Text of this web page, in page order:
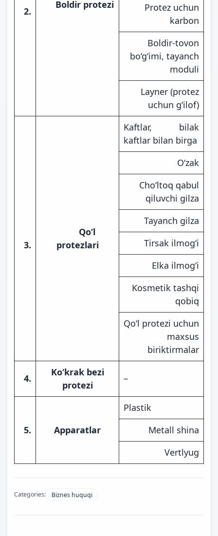
2.
Boldir protezi
Protez uchun
karbon
Boldir-tovon
bo‘g‘imi, tayanch
moduli
Layner (protez
uchun g‘ilof)
3.
Qo‘l
protezlari
Kaftlar, bilak
kaftlar bilan birga
O‘zak
Cho‘ltoq qabul
qiluvchi gilza
Tayanch gilza
Tirsak ilmog‘i
Elka ilmog‘i
Kosmetik tashqi
qobiq
Qo‘l protezi uchun
maxsus
biriktirmalar
4.
Ko‘krak bezi
protezi
–
5. Apparatlar
Plastik
Metall shina
Vertlyug
Categories: Biznes huquqi